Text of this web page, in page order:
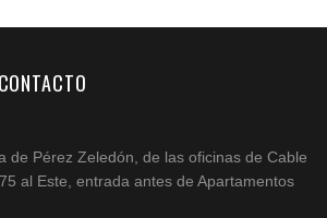
de Pérez Zeledón, de las oficinas de Cable
al Este, entrada antes de Apartamentos